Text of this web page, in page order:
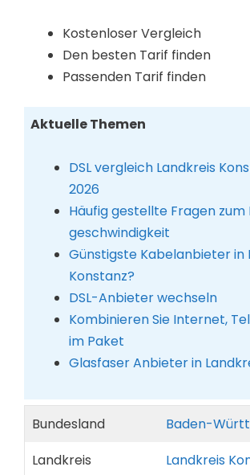
Kostenloser Vergleich
Den besten Tarif finden
Passenden Tarif finden
Aktuelle Themen
DSL vergleich Landkreis
2026
Häufig gestellte Fragen zum
geschwindigkeit
Günstigste Kabelanbieter in
Konstanz?
DSL-Anbieter wechseln
Kombinieren Sie Internet,
im Paket
Glasfaser Anbieter in
Bundesland
Baden-
Landkreis
Landkreis